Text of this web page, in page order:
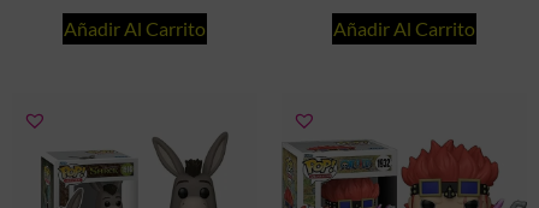
Añadir Al Carrito Añadir Al Carrito